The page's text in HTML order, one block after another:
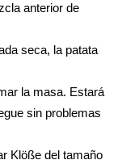
anterior de
seca, la patata
la masa. Estará
sin problemas
Klöße del tamaño